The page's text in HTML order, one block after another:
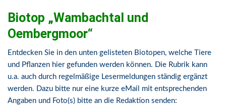
Facebook Messenger
Biotop „Wambachtal und
Oembergmoor“
Entdecken Sie in den unten gelisteten Biotopen, welche Tiere
und Pflanzen hier gefunden werden können. Die Rubrik kann
u.a. auch durch regelmäßige Lesermeldungen ständig ergänzt
werden. Dazu bitte nur eine kurze eMail mit entsprechenden
Angaben und Foto(s) bitte an die Redaktion senden: